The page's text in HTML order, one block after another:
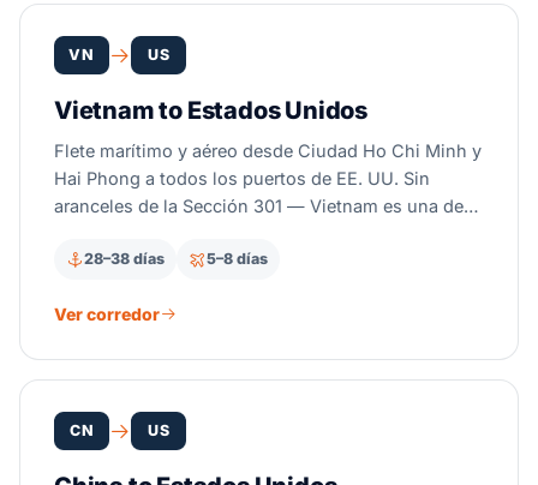
VN US
Vietnam to Estados Unidos
Flete marítimo y aéreo desde Ciudad Ho Chi Minh y
Hai Phong a todos los puertos de EE. UU. Sin
aranceles de la Sección 301 — Vietnam es una de
rentables.
28–38 días 5–8 días
Ver corredor
CN US